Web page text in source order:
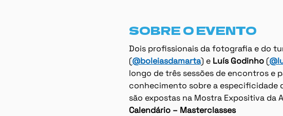
SOBRE O EVENTO
Dois profissionais da fotografia e do
(@boleiasdamarta) e Luís Godinho (
longo de três sessões de encontros e
conhecimento sobre a especificidade
são expostas na Mostra Expositiva da
Calendário – Masterclasses